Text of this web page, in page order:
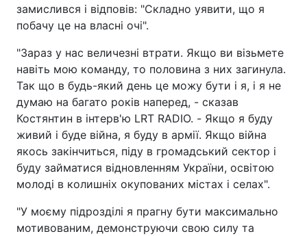
замислився і відповів: "Складно уявити, що я
побачу це на власні очі".
"Зараз у нас величезні втрати. Якщо ви візьмете
навіть мою команду, то половина з них загинула.
Так що в будь-який день це можу бути і я, і я не
думаю на багато років наперед, - сказав
Костянтин в інтерв'ю LRT RADIO. - Якщо я буду
живий і буде війна, я буду в армії. Якщо війна
якось закінчиться, піду в громадський сектор і
буду займатися відновленням України, освітою
молоді в колишніх окупованих містах і селах".
"У моєму підрозділі я прагну бути максимально
мотивованим, демонструючи свою силу та